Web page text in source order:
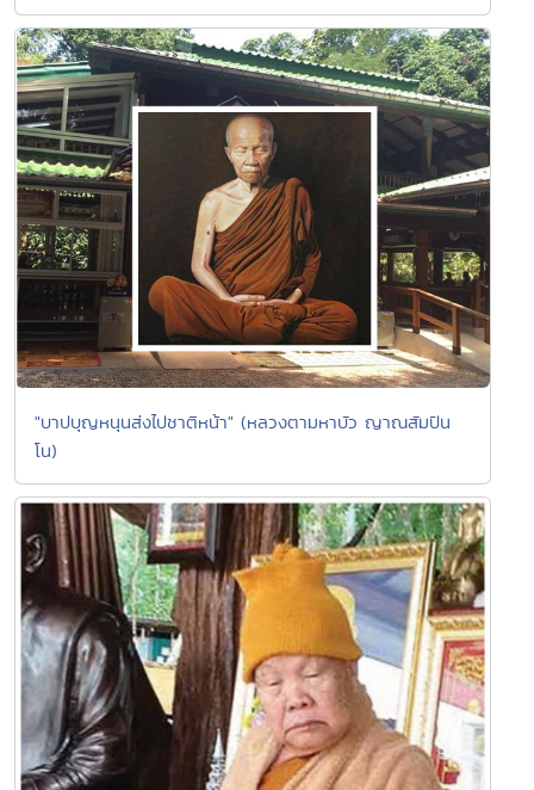
"บาปบุญหนุนส่งไปชาติหน้า" (หลวงตามหาบัว ญาณสัมปัน
โน)